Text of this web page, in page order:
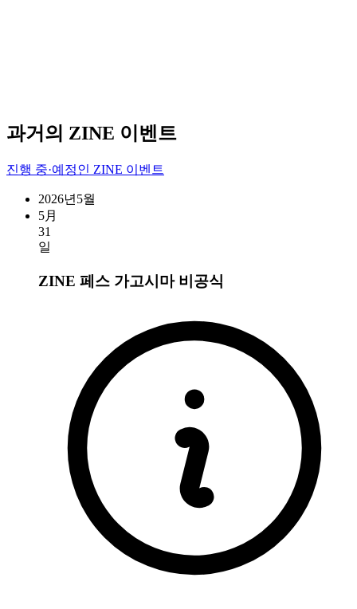
과거의 ZINE 이벤트
진행 중·예정인 ZINE 이벤트
2026년5월
5月
31
일
ZINE 페스 가고시마 비공식